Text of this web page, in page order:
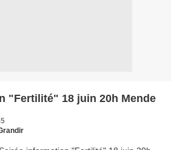
"Fertilité" 18 juin 20h Mende